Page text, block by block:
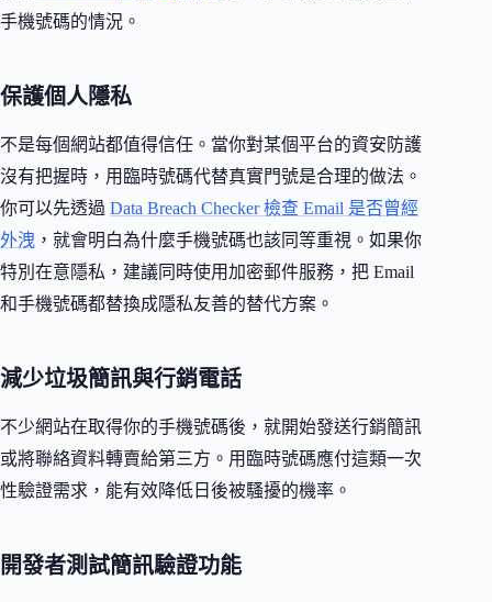
手機號碼的情況。
保護個人隱私
不是每個網站都值得信任。當你對某個平台的資安防護
沒有把握時，用臨時號碼代替真實門號是合理的做法。
你可以先透過 Data Breach Checker 檢查 Email 是否曾經
外洩 ，就會明白為什麼手機號碼也該同等重視。如果你
特別在意隱私，建議同時使用加密郵件服務，把 Email
和手機號碼都替換成隱私友善的替代方案。
減少垃圾簡訊與行銷電話
不少網站在取得你的手機號碼後，就開始發送行銷簡訊
或將聯絡資料轉賣給第三方。用臨時號碼應付這類一次
性驗證需求，能有效降低日後被騷擾的機率。
開發者測試簡訊驗證功能